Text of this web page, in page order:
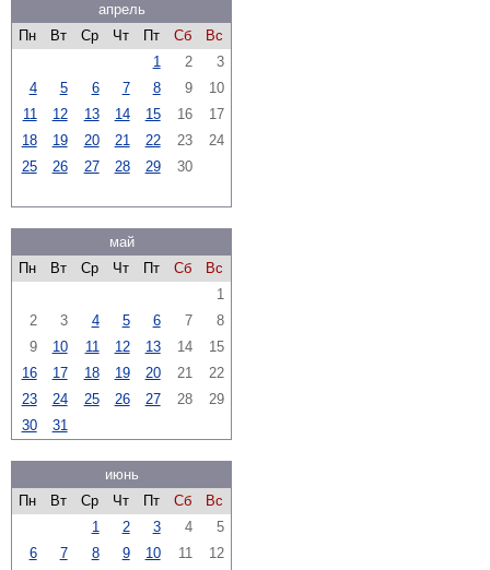
апрель
Пн
Вт Ср Чт Пт Сб
Вс
1
2
3
4
5 6 7 8 9
10
11
12 13 14 15 16
17
18
19 20 21 22 23
24
25
26 27 28 29 30
май
Пн
Вт Ср Чт Пт Сб
Вс
1
2
3 4 5 6 7
8
9
10 11 12 13 14
15
16
17 18 19 20 21
22
23
24 25 26 27 28
29
30
31
июнь
Пн
Вт Ср Чт Пт Сб
Вс
1
2 3 4
5
6
7 8 9 10 11
12